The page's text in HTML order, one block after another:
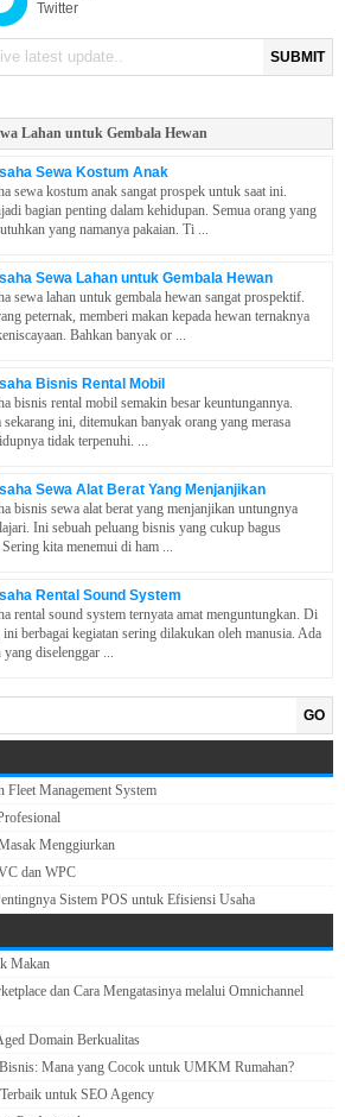
Twitter
SUBMIT
Lahan untuk Gembala Hewan
Sewa Kostum Anak
sewa kostum anak sangat prospek untuk saat ini.
bagian penting dalam kehidupan. Semua orang yang
yang namanya pakaian. Ti ...
Sewa Lahan untuk Gembala Hewan
sewa lahan untuk gembala hewan sangat prospektif.
peternak, memberi makan kepada hewan ternaknya
Bahkan banyak or ...
Bisnis Rental Mobil
bisnis rental mobil semakin besar keuntungannya.
ini, ditemukan banyak orang yang merasa
tidak terpenuhi. ...
Sewa Alat Berat Yang Menjanjikan
bisnis sewa alat berat yang menjanjikan untungnya
Ini sebuah peluang bisnis yang cukup bagus
kita menemui di ham ...
Rental Sound System
rental sound system ternyata amat menguntungkan. Di
ini berbagai kegiatan sering dilakukan oleh manusia. Ada
yang diselenggar ...
GO
Fleet Management System
Menggiurkan
dan WPC
Sistem POS untuk Efisiensi Usaha
Makan
dan Cara Mengatasinya melalui Omnichannel
Domain Berkualitas
Mana yang Cocok untuk UMKM Rumahan?
untuk SEO Agency